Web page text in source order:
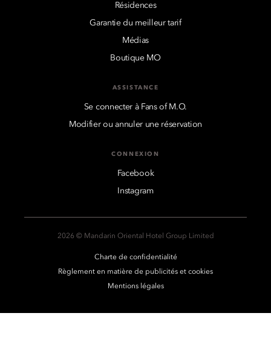
Résidences
Garantie du meilleur tarif
Médias
Boutique MO
ASSISTANCE
Se connecter à Fans of M.O.
Modifier ou annuler une réservation
CONNEXION
Facebook
Instagram
2026 © Mandarin Oriental Hotel Group Limited
Charte de confidentialité
Règlement en matière de publicités et cookies
Mentions légales